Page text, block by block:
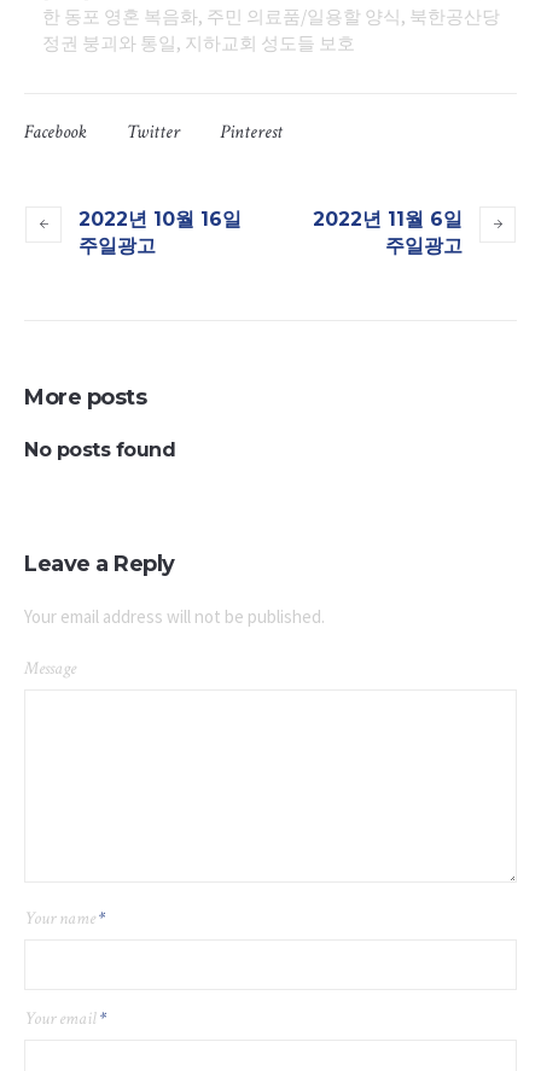
한 동포 영혼 복음화, 주민 의료품/일용할 양식, 북한공산당
정권 붕괴와 통일, 지하교회 성도들 보호
Facebook Twitter Pinterest
2022년 10월 16일
주일광고
2022년 11월 6일
주일광고
More posts
No posts found
Leave a Reply
Your email address will not be published.
Message
Your name*
Your email*